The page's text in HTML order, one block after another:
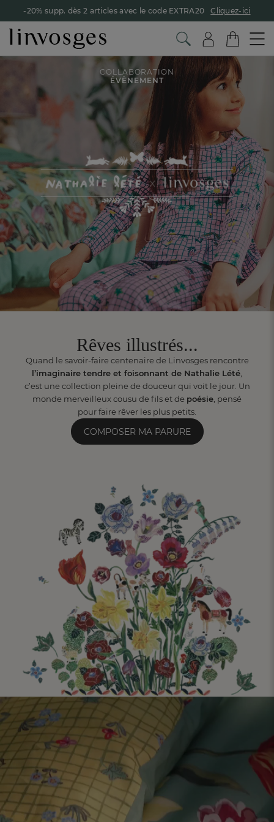
-20% supp. dès 2 articles avec le code EXTRA20 Cliquez-ici
CH
COLLABORATION
ÉVÈNEMENT
Nathalie Lété x Linvosges
Rêves illustrés...
Quand le savoir-faire centenaire de Linvosges rencontre
l’imaginaire tendre et foisonnant de Nathalie Lété
c’est une collection pleine de douceur qui voit le jour. Un
monde merveilleux cousu de fils et de poésie , pensé
pour faire rêver les plus petits.
COMPOSER MA PARURE